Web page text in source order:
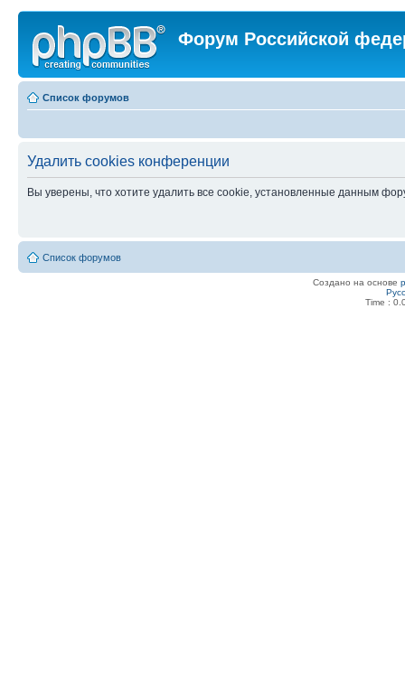
Форум Российской
Список форумов
Удалить cookies конференции
Вы уверены, что хотите удалить все cookie, установленные данным
Список форумов
Создано на основе
Time :